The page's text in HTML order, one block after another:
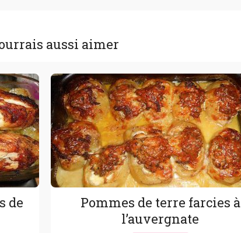
aussi aimer
de
Pommes de terre farcies à
l’auvergnate